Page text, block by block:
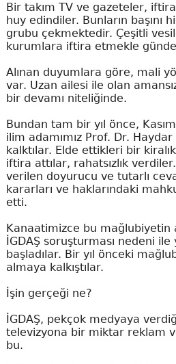
Bir takım TV ve gazeteler,
huy edindiler. Bunların başını
grubu çekmektedir. Çeşitli
kurumlara iftira etmekle
Alınan duyumlara göre, mali
var. Uzan ailesi ile olan
bir devamı niteliğinde.
Bundan tam bir yıl önce,
ilim adamımız Prof. Dr.
kalktılar. Elde ettikleri bir kiralık
iftira attılar, rahatsızlık
verilen doyurucu ve tutarlı
kararları ve haklarındaki
etti.
Kanaatimizce bu mağlubiyetin
İGDAŞ soruşturması nedeni
başladılar. Bir yıl önceki
almaya kalkıştılar.
İşin gerçeği ne?
İGDAŞ, pekçok medyaya
televizyona bir miktar reklam
bu.